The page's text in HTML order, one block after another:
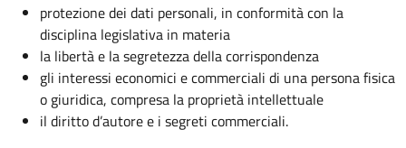
protezione dei dati personali, in conformità con la
disciplina legislativa in materia
la libertà e la segretezza della corrispondenza
gli interessi economici e commerciali di una persona fisica
o giuridica, compresa la proprietà intellettuale
il diritto d’autore e i segreti commerciali.